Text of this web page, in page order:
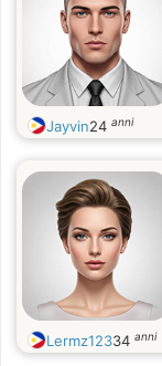
Jayvin24 anni
Lermz12334 anni